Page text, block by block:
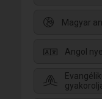
Magyar
Angol